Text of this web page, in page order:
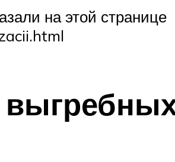
на этой странице